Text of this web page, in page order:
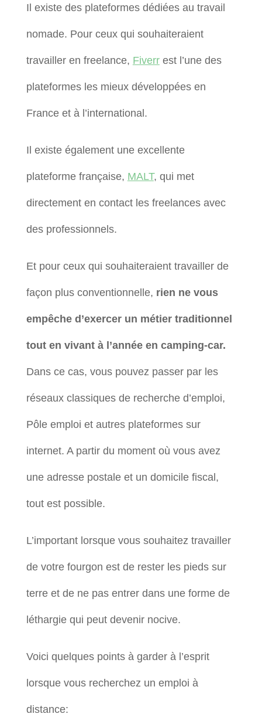
Il existe des plateformes dédiées au travail
nomade. Pour ceux qui souhaiteraient
travailler en freelance, Fiverrest l’une des
plateformes les mieux développées en
France et à l’international.
Il existe également une excellente
plateforme française, MALT, qui met
directement en contact les freelances avec
des professionnels.
Et pour ceux qui souhaiteraient travailler de
façon plus conventionnelle, rien ne vous
empêche d’exercer un métier traditionnel
tout en vivant à l’année en camping-car.
Dans ce cas, vous pouvez passer par les
réseaux classiques de recherche d’emploi,
Pôle emploi et autres plateformes sur
internet. A partir du moment où vous avez
une adresse postale et un domicile fiscal,
tout est possible.
L’important lorsque vous souhaitez travailler
de votre fourgon est de rester les pieds sur
terre et de ne pas entrer dans une forme de
léthargie qui peut devenir nocive.
Voici quelques points à garder à l’esprit
lorsque vous recherchez un emploi à
distance: